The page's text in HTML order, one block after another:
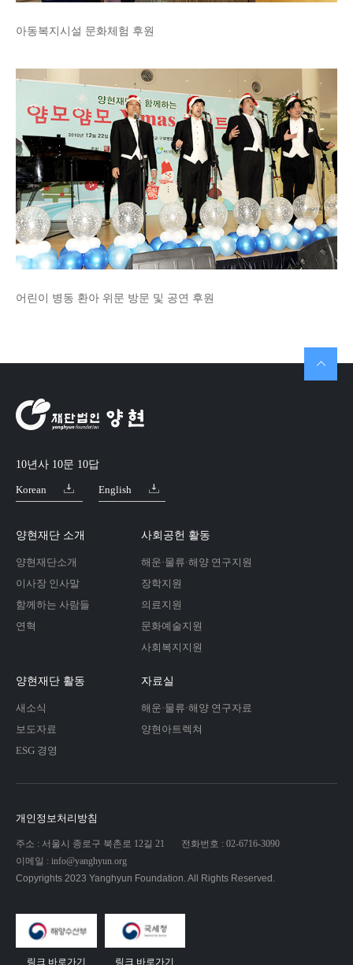
아동복지시설 문화체험 후원
어린이 병동 환아 위문 방문 및 공연 후원
10년사 10문 10답
Korean English
양현재단 소개
양현재단소개
이사장 인사말
함께하는 사람들
연혁
사회공헌 활동
해운·물류·해양 연구지원
장학지원
의료지원
문화예술지원
사회복지지원
양현재단 활동
새소식
보도자료
ESG 경영
자료실
해운·물류·해양 연구자료
양현아트렉쳐
개인정보처리방침
주소 : 서울시 종로구 북촌로 12길 21
전화번호 : 02-6716-3090
이메일 : info@yanghyun.org
Copyrights 2023 Yanghyun Foundation. All Rights Reserved.
링크 바로가기 링크 바로가기